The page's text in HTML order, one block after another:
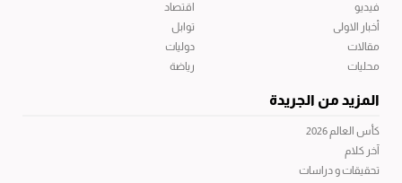
فيديو
أخبار الاولى
مقالات
محليات
اقتصاد
توابل
دوليات
رياضة
المزيد من الجريدة
كأس العالم 2026
آخر كلام
تحقيقات و دراسات